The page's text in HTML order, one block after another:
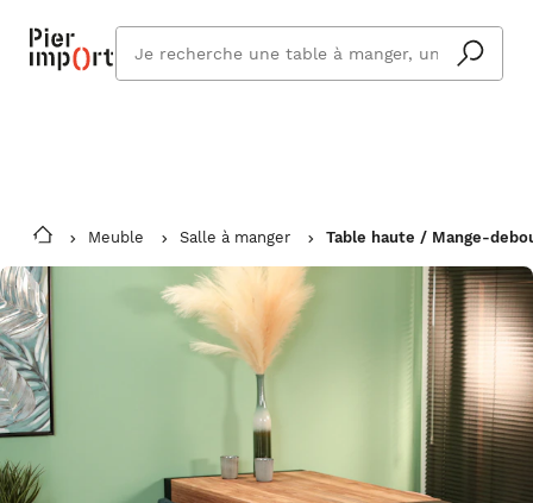
Vous êtes absent ? Pier Import s'adapte
et vous livre à votre retour.
En savoir plus
cherchez
vous ?
Meuble Salle à manger Table haute / Mange-